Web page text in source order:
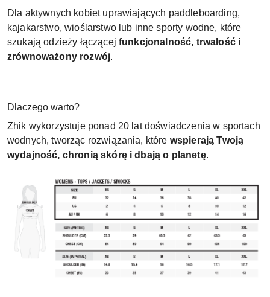
Dla aktywnych kobiet uprawiających paddleboarding,
kajakarstwo, wioślarstwo lub inne sporty wodne, które
szukają odzieży łączącejfunkcjonalność, trwałość i
zrównoważony rozwój.
Dlaczego warto?
Zhik wykorzystuje ponad 20 lat doświadczenia w sportach
wodnych, tworząc rozwiązania, które wspierają Twoją
wydajność, chronią skórę i dbają o planetę.